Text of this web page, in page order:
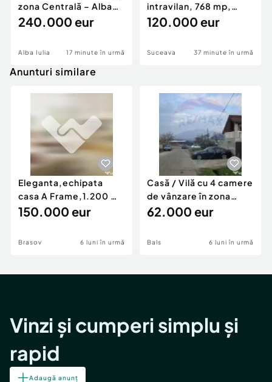
zona Centrală – Alba
Iulia
240.000 eur
Alba Iulia 17 minute în urmă
intravilan, 768 mp,
front 50 ml, zona Ipo
120.000 eur
Suceava 37 minute în urmă
Anunturi similare
Eleganta,echipata
casa A Frame,1.200 mp
teren,deschidere Pia
150.000 eur
Brasov 6 luni în urmă
Casă / Vilă cu 4 camere
de vânzare în zona
Periferie
62.000 eur
Bals 6 luni în urmă
Vinzi și cumperi simplu și
rapid
Adaugă anunț